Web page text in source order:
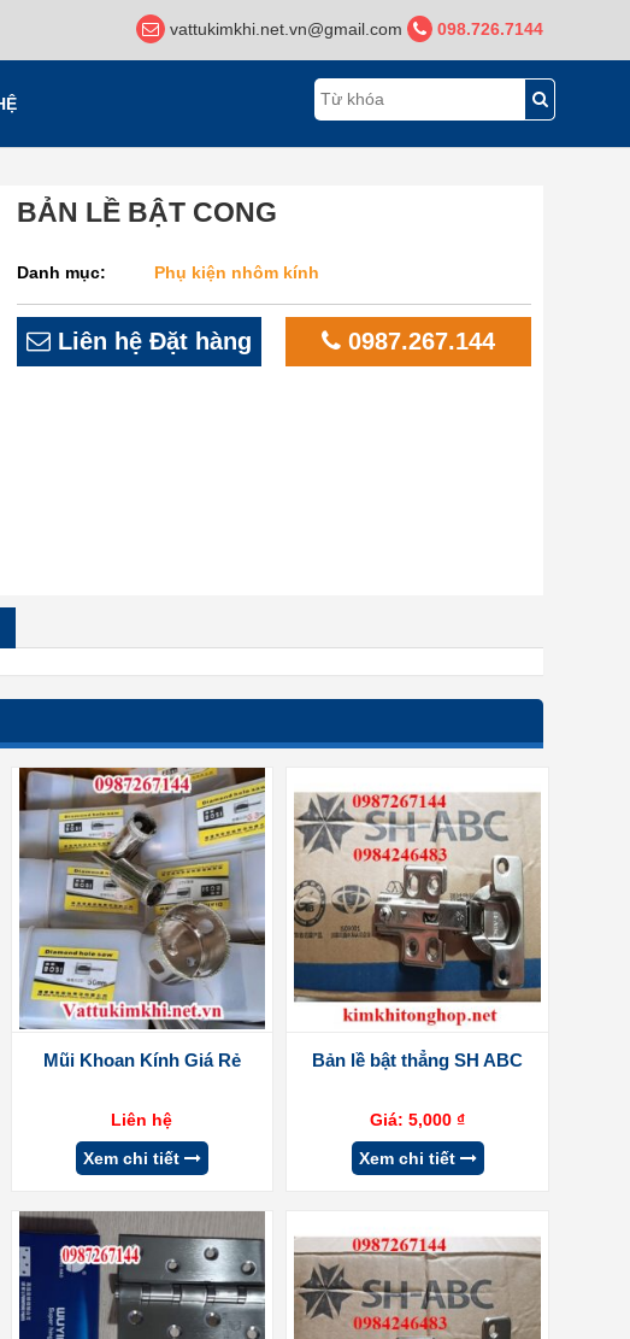
vattukimkhi.net.vn@gmail.com 098.726.7144
BẢN LỀ BẬT CONG
Danh mục: Phụ kiện nhôm kính
Liên hệ Đặt hàng 0987.267.144
Mũi Khoan Kính Giá Rẻ
Liên hệ
Xem chi tiết
Bản lề bật thẳng SH ABC
Giá:5,000₫
Xem chi tiết